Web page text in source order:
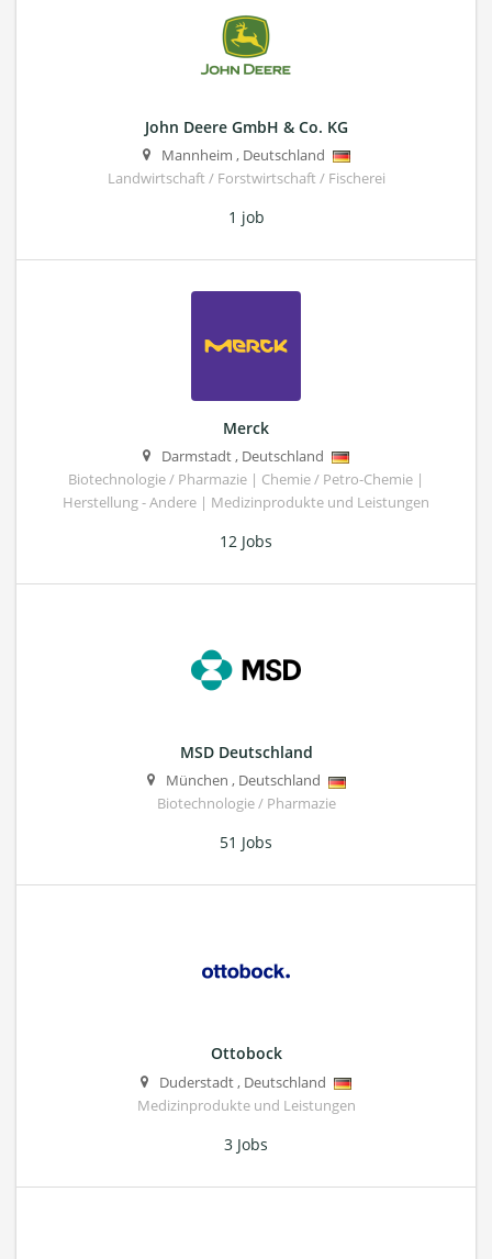
John Deere GmbH & Co. KG
Mannheim , Deutschland
Landwirtschaft / Forstwirtschaft / Fischerei
1 job
Merck
Darmstadt, Deutschland
Biotechnologie / Pharmazie | Chemie / Petro-Chemie |
Herstellung - Andere | Medizinprodukte und Leistungen
12 Jobs
MSD Deutschland
München , Deutschland
Biotechnologie / Pharmazie
51 Jobs
Ottobock
Duderstadt, Deutschland
Medizinprodukte und Leistungen
3 Jobs